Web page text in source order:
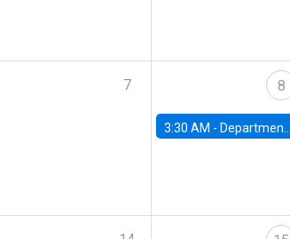
7 8
3:30 AM - Department Seminar: James Robinson